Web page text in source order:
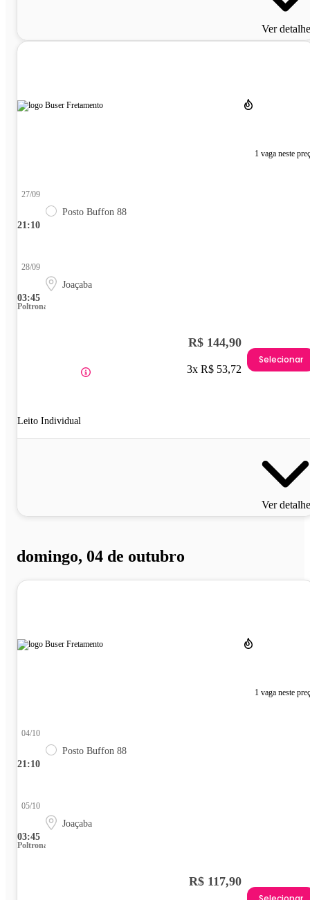
Ver
1 vaga neste
21:10
27/09
Posto Buffon 88
03:45
28/09
Joaçaba
Poltrona
Leito Individual
R$ 144,90
3x R$ 53,72
Selecionar
Ver
domingo, 04 de outubro
1 vaga neste
21:10
04/10
Posto Buffon 88
03:45
05/10
Joaçaba
Poltrona
R$ 117,90